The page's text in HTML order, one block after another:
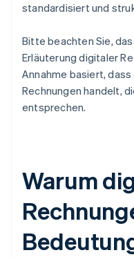
standardisiert und
Bitte beachten Sie,
Erläuterung digitaler
Annahme basiert,
Rechnungen handelt,
entsprechen.
Warum